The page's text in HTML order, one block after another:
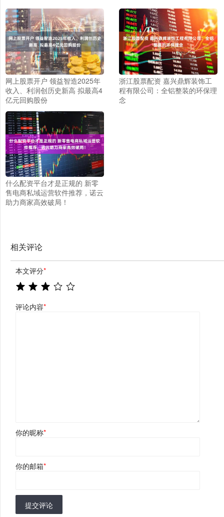
网上股票开户 领益智造2025年
收入、利润创历史新高 拟最高4
亿元回购股份
浙江股票配资 嘉兴鼎辉装饰工
程有限公司：全铝整装的环保理
念
什么配资平台才是正规的 新零
售电商私域运营软件推荐，诺云
助力商家高效破局！
相关评论
本文评分*
评论内容*
你的昵称*
你的邮箱*
提交评论